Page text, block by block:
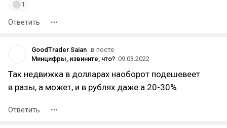
1
Ответить
GoodTrader Saian в посте
Минцифры, извините, что? 09.03.2022
Так недвижка в долларах наоборот подешевеет
в разы, а может, и в рублях даже а 20-30%.
Ответить